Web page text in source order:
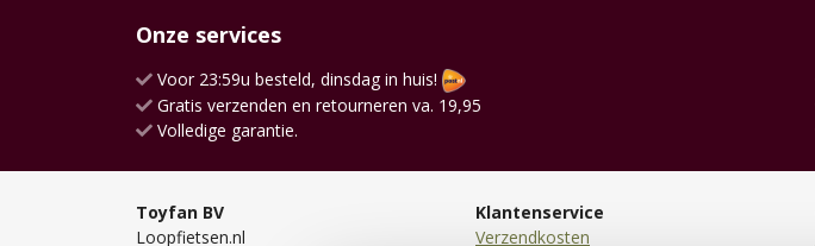
Onze services
Voor 23:59u besteld, dinsdag in huis!
Gratis verzenden en retourneren va. 19,95
Volledige garantie.
Toyfan BV
Loopfietsen.nl
Klantenservice
Verzendkosten